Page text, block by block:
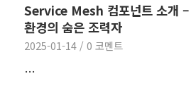
Service Mesh 컴포넌트 소개 –
환경의 숨은 조력자
2025-01-14 / 0 코멘트
…